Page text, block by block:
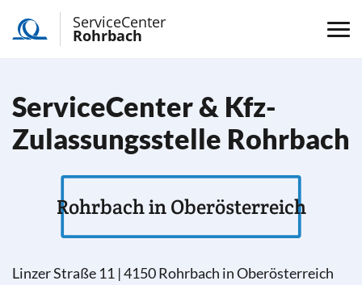
ServiceCenter
Rohrbach
ServiceCenter & Kfz-
Zulassungsstelle Rohrbach
Rohrbach in Oberösterreich
Linzer Straße 11 |4150Rohrbach in Oberösterreich